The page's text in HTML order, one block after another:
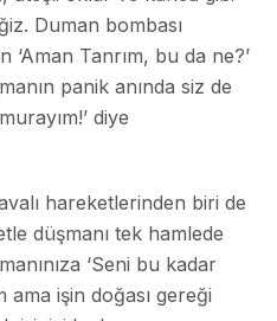
Duman bombası
‘Aman Tanrım, bu da ne?’
panik anında siz de
diye
hareketlerinden biri de
düşmanı tek hamlede
‘Seni bu kadar
işin doğası gereği